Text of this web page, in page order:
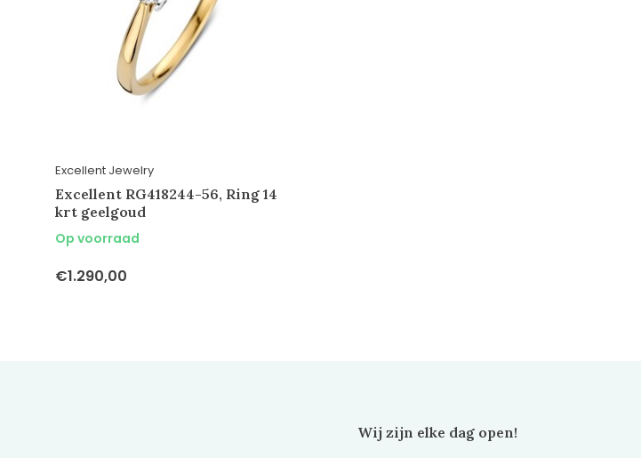
Excellent Jewelry
Excellent RG418244-56, Ring 14
krt geelgoud
Op voorraad
€1.290,00
Wij zijn elke dag open!